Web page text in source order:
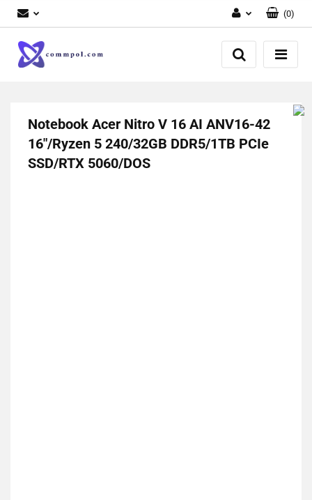
Zaloguj się
Zarejestruj się
(0)
Notebook Acer Nitro V 16 AI ANV16-42
16"/Ryzen 5 240/32GB DDR5/1TB PCIe
SSD/RTX 5060/DOS